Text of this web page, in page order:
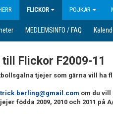
FLICKOR POJKAR
MEDLEMSINFO / FAQ
till Flickor F2009-11
tjejer som gärna vill ha
om du vill
födda 2009, 2010 och 2011 på